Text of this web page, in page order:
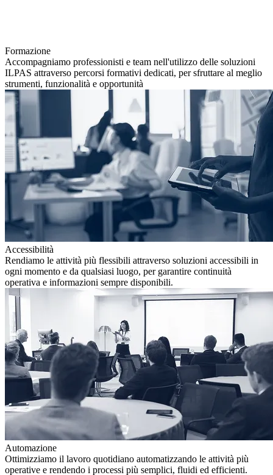
Formazione
Accompagniamo professionisti e team nell'utilizzo delle soluzioni
ILPAS attraverso percorsi formativi dedicati, per sfruttare al meglio
strumenti, funzionalità e opportunità
Accessibilità
Rendiamo le attività più flessibili attraverso soluzioni accessibili in
ogni momento e da qualsiasi luogo, per garantire continuità
operativa e informazioni sempre disponibili.
Automazione
Ottimizziamo il lavoro quotidiano automatizzando le attività più
operative e rendendo i processi più semplici, fluidi ed efficienti.